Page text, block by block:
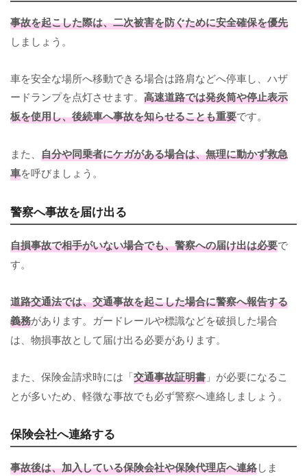
事故を起こした際は、二次被害を防ぐために安全確保を優先
しましょう。
車を安全な場所へ移動できる場合は路肩などへ停車し、ハザ
ードランプを点灯させます。 高速道路では発炎筒や停止表示
板を使用し、後続車へ事故を知らせることも重要です。
また、 自分や同乗者にケガがある場合は、無理に動かず救急
車を呼びましょう。
警察へ事故を届け出る
自損事故で相手がいない場合でも、警察への届け出は必要で
す。
道路交通法では、交通事故を起こした場合に警察へ報告する
義務があります。ガードレールや標識などを破損した場合
は、物損事故として届け出る必要があります。
また、保険金請求時には「交通事故証明書 」が必要になるこ
とが多いため、軽微な事故でも必ず警察へ連絡しましょう。
保険会社へ連絡する
事故後は、加入している保険会社や保険代理店へ連絡しま